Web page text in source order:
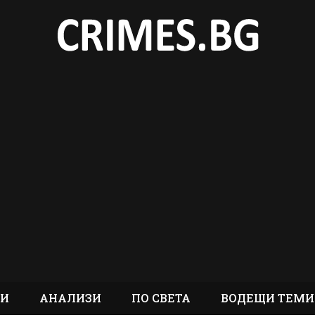
АНАЛИЗИ ПО СВЕТА ВОДЕЩИ ТЕМИ